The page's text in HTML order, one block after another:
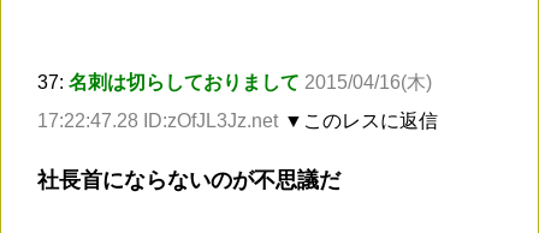
37: 名刺は切らしておりまして 2015/04/16(木)
17:22:47.28 ID:zOfJL3Jz.net ▼このレスに返信
社長首にならないのが不思議だ